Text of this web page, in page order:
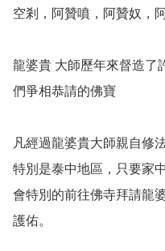
空剎，阿贊噴，阿贊奴，
龍婆貴 大師歷年來督造了
們爭相恭請的佛寶
凡經過龍婆貴大師親自修
特別是泰中地區，只要家
會特別的前往佛寺拜請龍
護佑。